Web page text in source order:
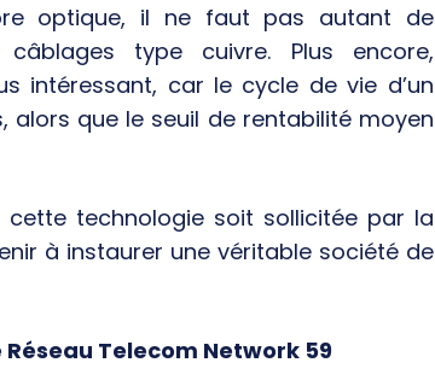
optique, il ne faut pas autant de
type cuivre. Plus encore,
intéressant, car le cycle de vie d’un
alors que le seuil de rentabilité moyen
technologie soit sollicitée par la
à instaurer une véritable société de
Telecom Network 59